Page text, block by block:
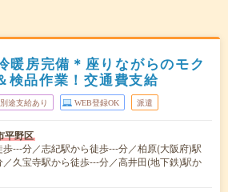
暖房完備＊座りながらのモク
検品作業！交通費支給
途支給あり WEB登録OK 派遣
平野区
歩---分／志紀駅から徒歩---分／柏原(大阪府)駅
久宝寺駅から徒歩---分／高井田(地下鉄)駅か